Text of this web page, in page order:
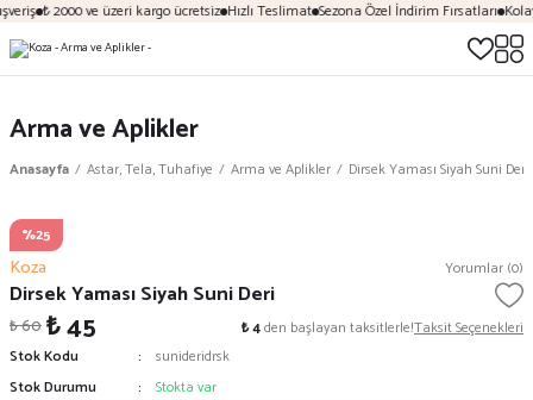
₺ 2000 ve üzeri kargo ücretsiz Hızlı Teslimat Sezona Özel İndirim Fırsatları
Arma ve Aplikler
Anasayfa Astar, Tela, Tuhafiye Arma ve Aplikler Dirsek Yaması Siyah Suni Deri
%25
Koza Yorumlar (0)
Dirsek Yaması Siyah Suni Deri
₺ 60₺ 45 ₺ 4den başlayan taksitlerle!Taksit Seçenekleri
Stok Kodu
sunideridrsk
Stok Durumu
Stokta var